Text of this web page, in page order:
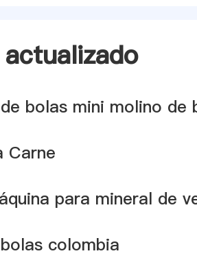
bolas mini molino de
Carne
para mineral de
colombia